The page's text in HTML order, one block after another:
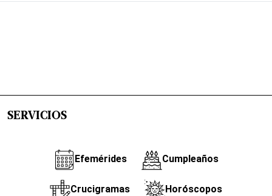
SERVICIOS
Efemérides Cumpleaños
Crucigramas Horóscopos